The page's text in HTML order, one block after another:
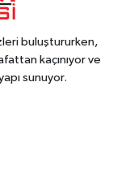
buluştururken,
kaçınıyor ve
sunuyor.